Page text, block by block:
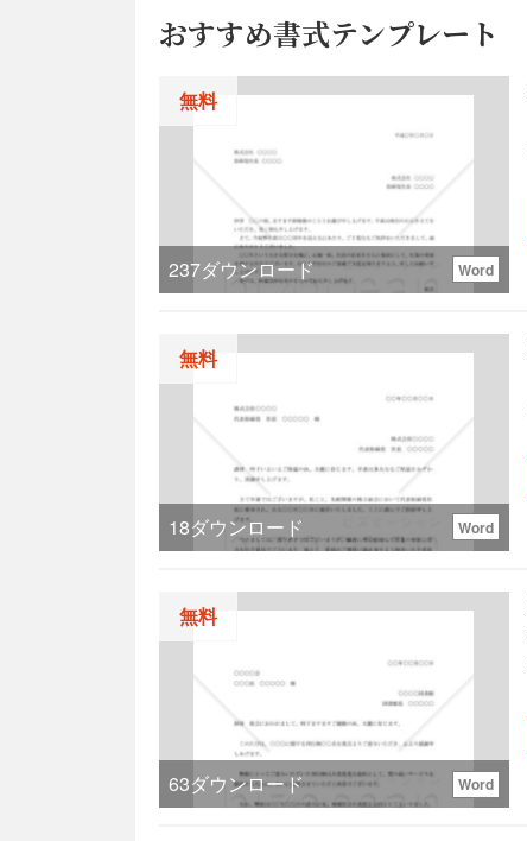
おすすめ書式テンプレート
無料
237ダウンロード Word
無料
18ダウンロード Word
無料
63ダウンロード Word